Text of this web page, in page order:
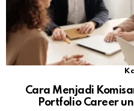
Cara Menjadi
Portfolio Career